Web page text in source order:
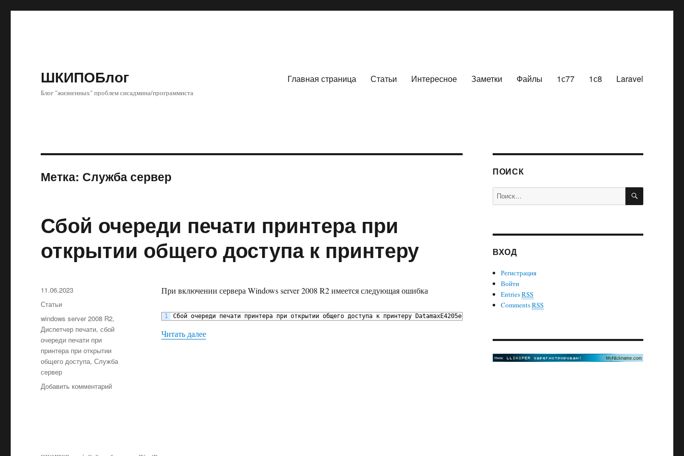
ШКИПОБлог
Блог "жизненных" проблем сисадмина/программиста
Главная страница Статьи Интересное Заметки Файлы 1с77 1с8 Laravel
Метка: Служба сервер
Сбой очереди печати принтера при
открытии общего доступа к принтеру
При включении сервера Windows server 2008 R2 имеется следующая ошибка
1 Сбой очереди печати принтера при открытии общего доступа к принтеру DatamaxE4205e
Читать далее«Сбой очереди печати принтера при открытии общего доступа к принтеру»
Опубликовано
11.06.2023
Рубрики
Статьи
Метки
windows server 2008 R2,
Диспетчер печати,сбой
очереди печати при
принтера при открытии
общего доступа,Служба
сервер
Добавить комментарийк
ПОИСК
Искать: ПОИСК
ВХОД
Регистрация
Войти
EntriesRSS
CommentsRSS